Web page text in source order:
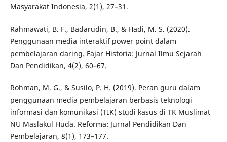
Masyarakat Indonesia, 2(1), 27–31.
Rahmawati, B. F., Badarudin, B., & Hadi, M. S. (2020).
Penggunaan media interaktif power point dalam
pembelajaran daring. Fajar Historia: Jurnal Ilmu Sejarah
Dan Pendidikan, 4(2), 60–67.
Rohman, M. G., & Susilo, P. H. (2019). Peran guru dalam
penggunaan media pembelajaran berbasis teknologi
informasi dan komunikasi (TIK) studi kasus di TK Muslimat
NU Maslakul Huda. Reforma: Jurnal Pendidikan Dan
Pembelajaran, 8(1), 173–177.